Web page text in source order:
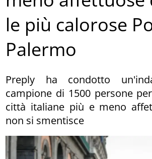
le più calorose
Palermo
Preply ha condotto
campione di 1500 persone
città italiane più e meno
non si smentisce